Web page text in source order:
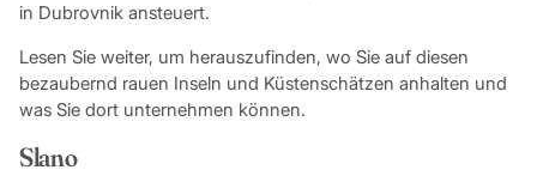
in Dubrovnik ansteuert.
Lesen Sie weiter, um herauszufinden, wo Sie auf diesen
bezaubernd rauen Inseln und Küstenschätzen anhalten und
was Sie dort unternehmen können.
Slano